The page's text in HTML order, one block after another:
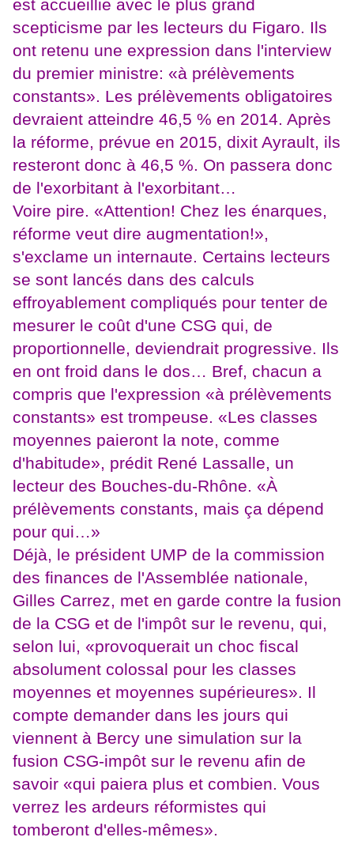
est accueillie avec le plus grand
scepticisme par les lecteurs du Figaro. Ils
ont retenu une expression dans l'interview
du premier ministre: «à prélèvements
constants». Les prélèvements obligatoires
devraient atteindre 46,5 % en 2014. Après
la réforme, prévue en 2015, dixit Ayrault, ils
resteront donc à 46,5 %. On passera donc
de l'exorbitant à l'exorbitant…
Voire pire. «Attention! Chez les énarques,
réforme veut dire augmentation!»,
s'exclame un internaute. Certains lecteurs
se sont lancés dans des calculs
effroyablement compliqués pour tenter de
mesurer le coût d'une CSG qui, de
proportionnelle, deviendrait progressive. Ils
en ont froid dans le dos… Bref, chacun a
compris que l'expression «à prélèvements
constants» est trompeuse. «Les classes
moyennes paieront la note, comme
d'habitude», prédit René Lassalle, un
lecteur des Bouches-du-Rhône. «À
prélèvements constants, mais ça dépend
pour qui…»
Déjà, le président UMP de la commission
des finances de l'Assemblée nationale,
Gilles Carrez, met en garde contre la fusion
de la CSG et de l'impôt sur le revenu, qui,
selon lui, «provoquerait un choc fiscal
absolument colossal pour les classes
moyennes et moyennes supérieures». Il
compte demander dans les jours qui
viennent à Bercy une simulation sur la
fusion CSG-impôt sur le revenu afin de
savoir «qui paiera plus et combien. Vous
verrez les ardeurs réformistes qui
tomberont d'elles-mêmes».